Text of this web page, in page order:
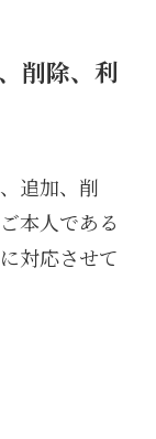
削除、利
追加、削
本人である
対応させて